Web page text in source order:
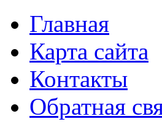
Главная
Карта сайта
Контакты
Обратная